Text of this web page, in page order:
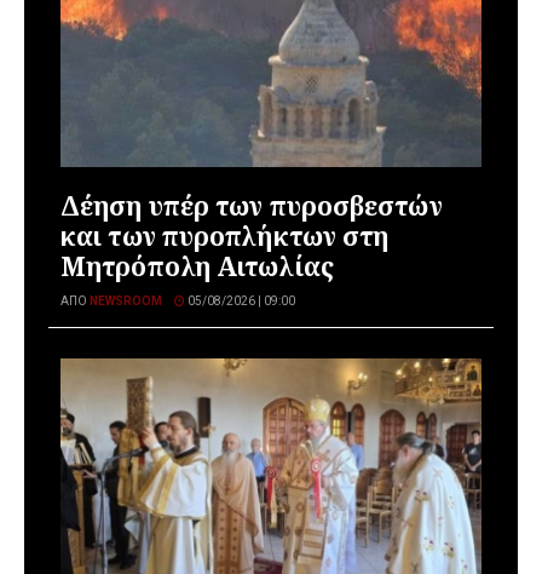
Δέηση υπέρ των πυροσβεστών
και των πυροπλήκτων στη
Μητρόπολη Αιτωλίας
ΑΠΌ NEWSROOM 05/08/2026 | 09:00